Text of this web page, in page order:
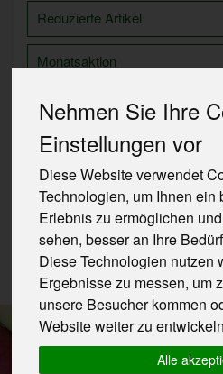
Nehmen Sie Ihre
Einstellungen vor
Diese Website verwendet
Technologien, um Ihnen ein
Erlebnis zu ermöglichen
sehen, besser an Ihre
Diese Technologien nutzen
Ergebnisse zu messen, um
unsere Besucher kommen
Website weiter zu
Alle
Reduzierte Artikel
Monatsaktion
Käse-Ecke Aktion
Hersteller